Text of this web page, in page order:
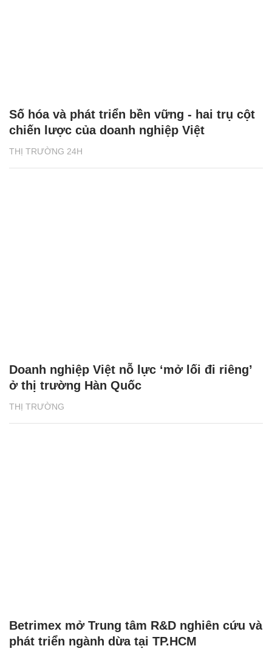
THỊ TRƯỜNG 24H
Số hóa và phát triển bền vững - hai trụ cột
chiến lược của doanh nghiệp Việt
THỊ TRƯỜNG
Doanh nghiệp Việt nỗ lực ‘mở lối đi riêng’
ở thị trường Hàn Quốc
Betrimex mở Trung tâm R&D nghiên cứu và
phát triển ngành dừa tại TP.HCM